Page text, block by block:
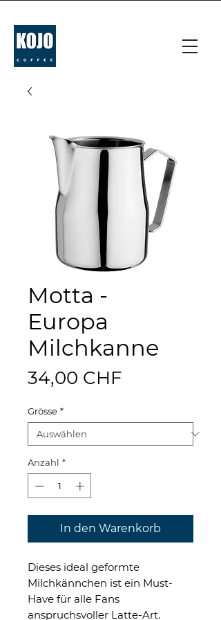
Motta -
Europa
Milchkanne
34,00 CHFPreis
Grösse *
Anzahl *
In den Warenkorb
Dieses ideal geformte
Milchkännchen ist ein Must-
Have für alle Fans
anspruchsvoller Latte-Art.